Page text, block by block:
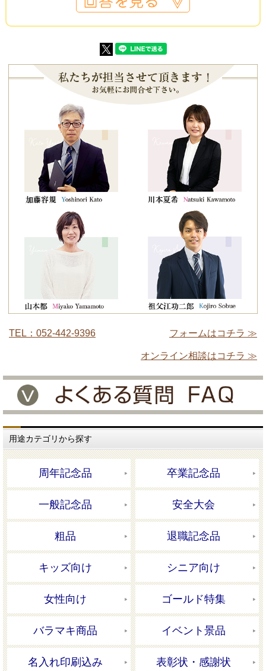
TEL：052-442-9396 フォームはコチラ ≫
オンライン相談はコチラ ≫
用途カテゴリから探す
周年記念品 卒業記念品
一般記念品 安全大会
粗品 退職記念品
キッズ向け シニア向け
女性向け ゴールド特集
バラマキ商品 イベント景品
名入れ印刷込み 表彰状・感謝状